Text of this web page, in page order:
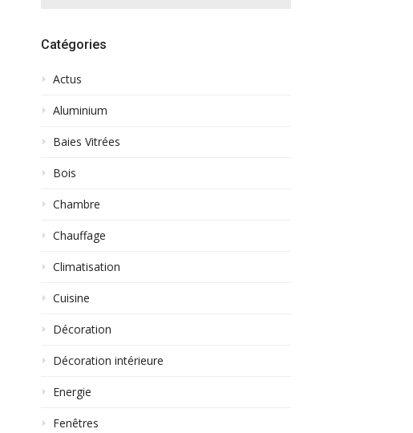
Catégories
Actus
Aluminium
Baies Vitrées
Bois
Chambre
Chauffage
Climatisation
Cuisine
Décoration
Décoration intérieure
Energie
Fenêtres